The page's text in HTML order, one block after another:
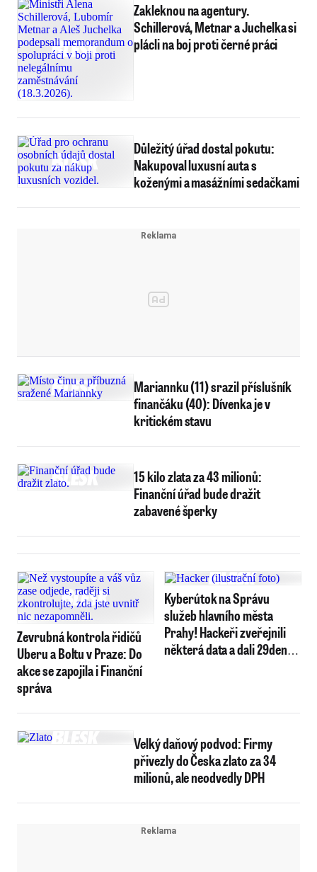
Zakleknou na agentury.
Schillerová, Metnar a Juchelka si
plácli na boj proti černé práci
Důležitý úřad dostal pokutu:
Nakupoval luxusní auta s
koženými a masážními sedačkami
Mariannku (11) srazil příslušník
finančáku (40): Dívenka je v
kritickém stavu
15 kilo zlata za 43 milionů:
Finanční úřad bude dražit
zabavené šperky
Zevrubná kontrola řidičů
Uberu a Boltu v Praze: Do
akce se zapojila i Finanční
správa
Kyberútok na Správu
služeb hlavního města
Prahy! Hackeři zveřejnili
některá data a dali 29denní
Velký daňový podvod: Firmy
přivezly do Česka zlato za 34
milionů, ale neodvedly DPH